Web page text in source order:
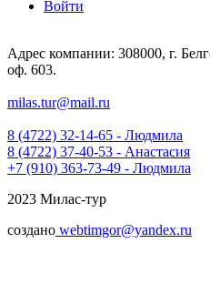
Войти
Адрес компании: 308000, г.
оф. 603.
milas.tur@mail.ru
8 (4722) 32-14-65 - Людмила
8 (4722) 37-40-53 - Анастасия
+7 (910) 363-73-49 - Людмила
2023 Милас-тур
создано webtimgor@yandex.ru